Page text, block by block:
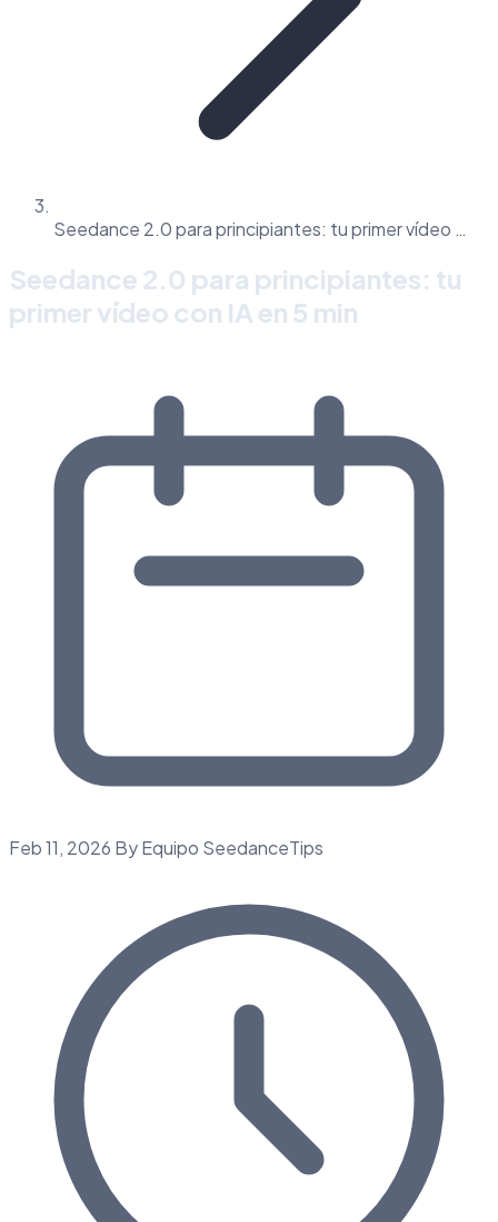
Seedance 2.0 para principiantes: tu primer vídeo …
Seedance 2.0 para principiantes: tu
primer vídeo con IA en 5 min
Feb 11, 2026 By Equipo SeedanceTips